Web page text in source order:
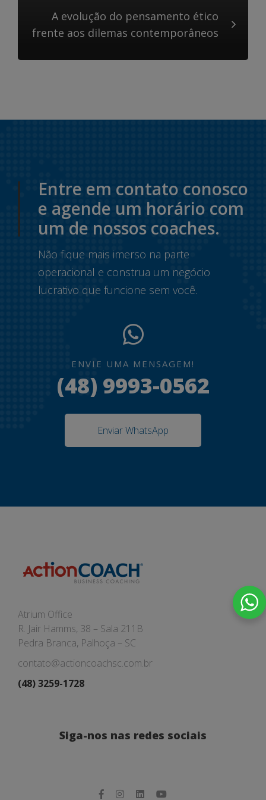
A evolução do pensamento ético
frente aos dilemas contemporâneos
Entre em contato conosco
e agende um horário com
um de nossos coaches.
Não fique mais imerso na parte
operacional e construa um negócio
lucrativo que funcione sem você.
ENVIE UMA MENSAGEM!
(48) 9993-0562
Enviar WhatsApp
Atrium Office
R. Jair Hamms, 38 – Sala 211B
Pedra Branca, Palhoça – SC
contato@actioncoachsc.com.br
(48) 3259-1728
Siga-nos nas redes sociais